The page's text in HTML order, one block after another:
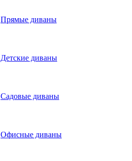
Прямые диваны
Детские диваны
Садовые диваны
Офисные диваны